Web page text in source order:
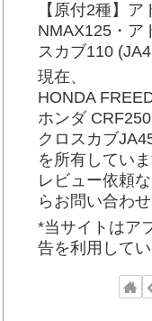
【原付2種】ア
NMAX125・ア
スカブ110
現在、
HONDA
ホンダ
クロスカブ
を所有していま
レビュー依頼
らお問い合わせ
*当サイトはア
告を利用してい